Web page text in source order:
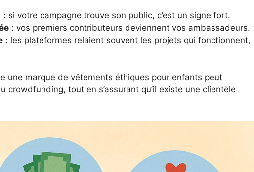
: si votre campagne trouve son public, c’est un signe fort.
: vos premiers contributeurs deviennent vos ambassadeurs.
: les plateformes relaient souvent les projets qui fonctionnent,
une marque de vêtements éthiques pour enfants peut
crowdfunding, tout en s’assurant qu’il existe une clientèle